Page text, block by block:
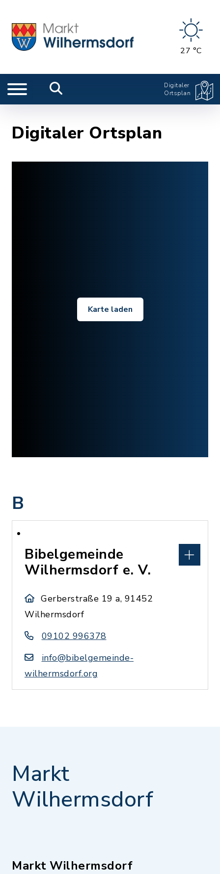
27 °C
Digitaler
Ortsplan
Digitaler Ortsplan
Karte laden
B
Bibelgemeinde
Wilhermsdorf e. V.
Gerberstraße 19 a, 91452
Wilhermsdorf
09102 996378
info@bibelgemeinde-
wilhermsdorf.org
Markt
Wilhermsdorf
Markt Wilhermsdorf